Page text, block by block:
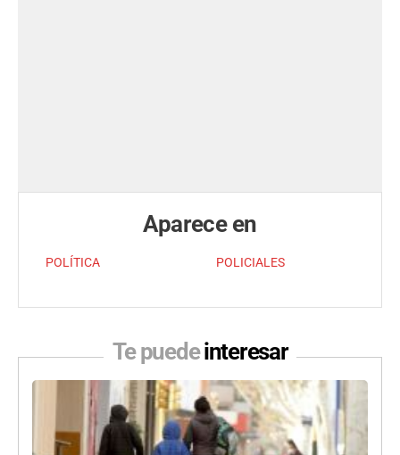
Aparece en
POLÍTICA POLICIALES
Te puedeinteresar